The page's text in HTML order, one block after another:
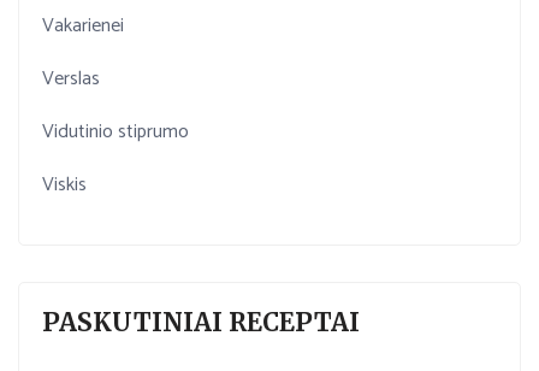
Vakarienei
Verslas
Vidutinio stiprumo
Viskis
PASKUTINIAI RECEPTAI